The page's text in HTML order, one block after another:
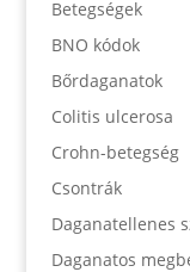
Betegségek
BNO kódok
Bőrdaganatok
Colitis ulcerosa
Crohn-betegség
Csontrák
Daganatellenes
Daganatos